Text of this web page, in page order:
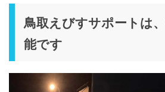
鳥取えびすサポートは
能です